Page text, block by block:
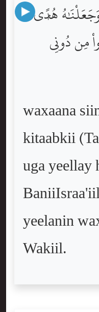
هُدًۭى
مِن دُونِى
waxaana
kitaabkii
uga yeellay
yeelanin
Wakiil.